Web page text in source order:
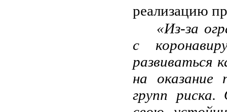
реализацию
«Из-за
с
развиваться
на
групп риска.